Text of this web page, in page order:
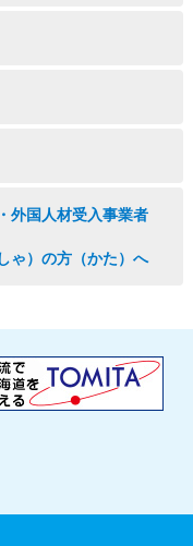
外国人材受入事業者
ゃ）の方（かた）へ